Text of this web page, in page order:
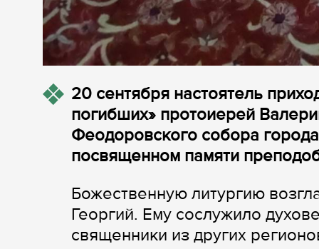
20 сентября настоятель
погибших» протоиерей
Феодоровского собора
посвященном памяти
Божественную литургию
Георгий. Ему сослужило
священники из других